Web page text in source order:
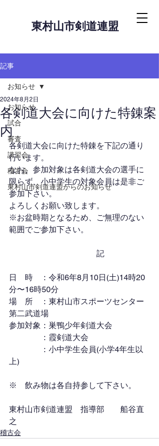
東村山市剣道連盟
記事
お知らせ
試合
審査
講習会
稽古会
東村山市剣道連盟からのお知らせ
お知らせ
各剣道大会に向けた特錬案
内
2024年8月2日
各剣道大会に向けた特錬を下記の通り
行います。
なお、参加対象は各剣道大会の選手に
限らず、小中学生の対象会員は是非ご
参加下さい。
よろしくお願い致します。
※お盆時期となるため、ご無理のない
範囲でご参加下さい。
記
日　時　：令和6年8月10日(土)14時20
分〜16時50分
場　所　：東村山市スポーツセンター
第二武道場
参加対象：巣鴨少年剣道大会
：霞剣道大会
：小中学生会員(小学4年生以
上)
※　飲み物は各自持参して下さい。
東村山市剣道連盟　指導部　　船谷直
之
稽古会